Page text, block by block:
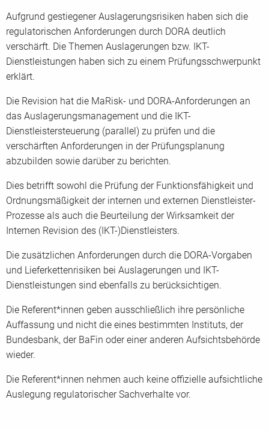
Aufgrund gestiegener Auslagerungsrisiken haben sich die
regulatorischen Anforderungen durch DORA deutlich
verschärft. Die Themen Auslagerungen bzw. IKT-
Dienstleistungen haben sich zu einem Prüfungsschwerpunkt
erklärt.
Die Revision hat die MaRisk- und DORA-Anforderungen an
das Auslagerungsmanagement und die IKT-
Dienstleistersteuerung (parallel) zu prüfen und die
verschärften Anforderungen in der Prüfungsplanung
abzubilden sowie darüber zu berichten.
Dies betrifft sowohl die Prüfung der Funktionsfähigkeit und
Ordnungsmäßigkeit der internen und externen Dienstleister-
Prozesse als auch die Beurteilung der Wirksamkeit der
Internen Revision des (IKT-)Dienstleisters.
Die zusätzlichen Anforderungen durch die DORA-Vorgaben
und Lieferkettenrisiken bei Auslagerungen und IKT-
Dienstleistungen sind ebenfalls zu berücksichtigen.
Die Referent*innen geben ausschließlich ihre persönliche
Auffassung und nicht die eines bestimmten Instituts, der
Bundesbank, der BaFin oder einer anderen Aufsichtsbehörde
wieder.
Die Referent*innen nehmen auch keine offizielle aufsichtliche
Auslegung regulatorischer Sachverhalte vor.